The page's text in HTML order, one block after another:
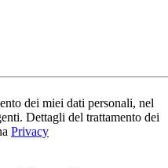
dei miei dati personali, nel
Dettagli del trattamento dei
Privacy